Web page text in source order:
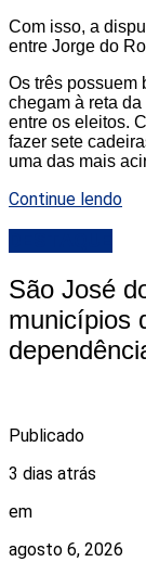
Com isso, a
entre Jorge do
Os três possuem
chegam à reta
entre os eleitos.
fazer sete
uma das mais
Continue lendo
São José
municípios
Publicado
3 dias atrás
em
agosto 6, 2026